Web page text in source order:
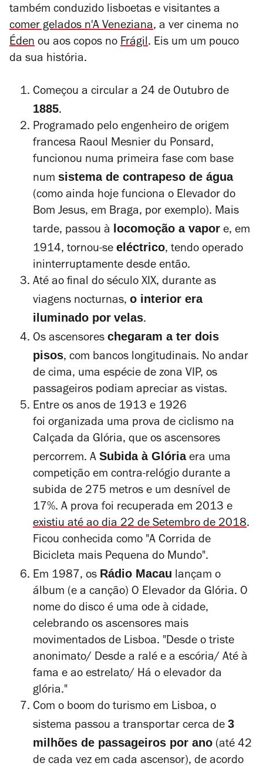
também conduzido lisboetas e visitantes a
comer gelados n'A Veneziana, a ver cinema no
Éden ou aos copos no Frágil. Eis um um pouco
da sua história.
Começou a circular a 24 de Outubro de
1885.
Programado pelo engenheiro de origem
francesa Raoul Mesnier du Ponsard,
funcionou numa primeira fase com base
num sistema de contrapeso de água
(como ainda hoje funciona o Elevador do
Bom Jesus, em Braga, por exemplo). Mais
tarde, passou à locomoção a vapor e, em
1914, tornou-se eléctrico, tendo operado
ininterruptamente desde então.
Até ao final do século XIX, durante as
viagens nocturnas, o interior era
iluminado por velas.
Os ascensores chegaram a ter dois
pisos, com bancos longitudinais. No andar
de cima, uma espécie de zona VIP, os
passageiros podiam apreciar as vistas.
Entre os anos de 1913 e 1926
foi organizada uma prova de ciclismo na
Calçada da Glória, que os ascensores
percorrem. A Subida à Glóriaera uma
competição em contra-relógio durante a
subida de 275 metros e um desnível de
17%. A prova foi recuperada em 2013 e
existiu até ao dia 22 de Setembro de 2018.
Ficou conhecida como "A Corrida de
Bicicleta mais Pequena do Mundo".
Em 1987, os Rádio Macau lançam o
álbum (e a canção) O Elevador da Glória. O
nome do disco é uma ode à cidade,
celebrando os ascensores mais
movimentados de Lisboa. "Desde o triste
anonimato/ Desde a ralé e a escória/ Até à
fama e ao estrelato/ Há o elevador da
glória."
Com o boom do turismo em Lisboa, o
sistema passou a transportar cerca de 3
milhões de passageiros por ano (até 42
de cada vez em cada ascensor), de acordo